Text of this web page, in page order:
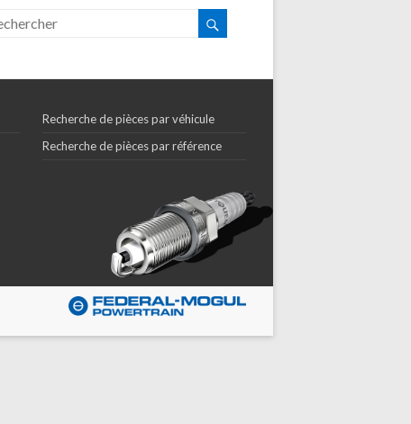
Recherche de pièces par véhicule
Recherche de pièces par référence